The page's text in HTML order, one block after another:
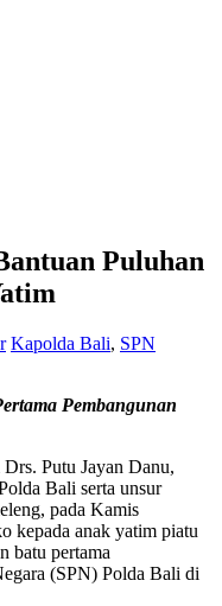
Puluhan
Kapolda Bali, SPN
Pembangunan
Putu Jayan Danu,
Bali serta unsur
pada Kamis
kepada anak yatim piatu
batu pertama
(SPN) Polda Bali di